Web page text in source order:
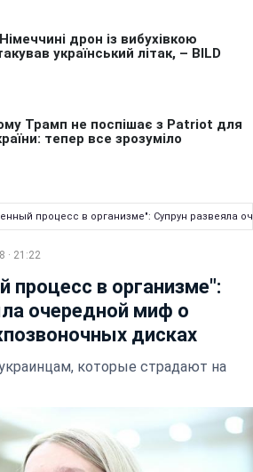
процесс в организме": Супрун развеяла
· 21:22
процесс в организме":
очередной миф о
дисках
которые страдают на